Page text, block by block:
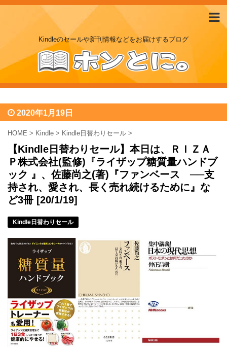
Kindleのセールや新刊情報などをお届けするブログ
2020年1月19日
HOME > Kindle > Kindle日替わりセール >
【Kindle日替わりセール】本日は、ＲＩＺＡ
Ｐ株式会社(監修)『ライザップ糖質量ハンドブ
ック 』、佐藤尚之(著)『ファンベース ──支
持され、愛され、長く売れ続けるために』な
ど3冊 [20/1/19]
Kindle日替わりセール